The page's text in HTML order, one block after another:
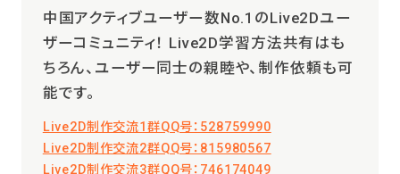
中国アクティブユーザー数No.1のLive2Dユー
ザーコミュニティ！ Live2D学習方法共有はも
ちろん、ユーザー同士の親睦や、制作依頼も可
能です。
Live2D制作交流1群QQ号：528759990
Live2D制作交流2群QQ号：815980567
Live2D制作交流3群QQ号：746174049